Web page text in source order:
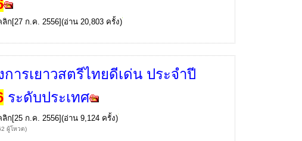
ลิก[27 ก.ค. 2556](อ่าน 20,803 ครั้ง)
การเยาวสตรีไทยดีเด่น ประจำปี
ระดับประเทศ
ลิก[25 ก.ค. 2556](อ่าน 9,124 ครั้ง)
ผู้โหวต)